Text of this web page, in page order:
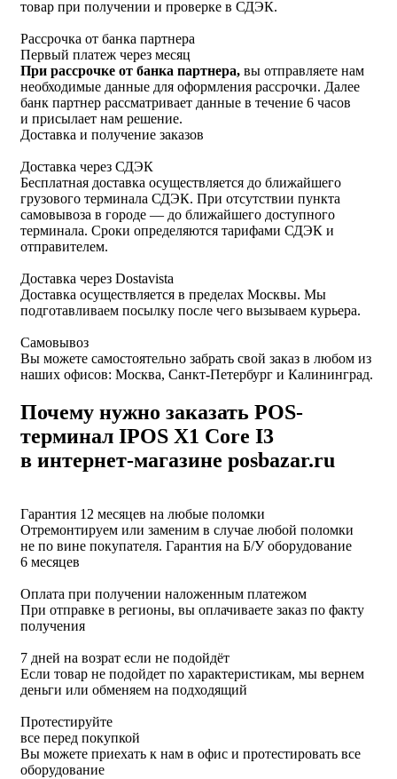
товар при получении и проверке в СДЭК.
Рассрочка от банка партнера
Первый платеж через месяц
При рассрочке от банка партнера, вы отправляете нам
необходимые данные для оформления рассрочки. Далее
банк партнер рассматривает данные в течение 6 часов
и присылает нам решение.
Доставка и получение заказов
Доставка через СДЭК
Бесплатная доставка осуществляется до ближайшего
грузового терминала СДЭК. При отсутствии пункта
самовывоза в городе — до ближайшего доступного
терминала. Сроки определяются тарифами СДЭК и
отправителем.
Доставка через Dostavista
Доставка осуществляется в пределах Москвы. Мы
подготавливаем посылку после чего вызываем курьера.
Самовывоз
Вы можете самостоятельно забрать свой заказ в любом из
наших офисов: Москва, Санкт-Петербург и Калининград.
Почему нужно заказать POS-
терминал IPOS X1 Core I3
в интернет-магазине posbazar.ru
Гарантия 12 месяцев на любые поломки
Отремонтируем или заменим в случае любой поломки
не по вине покупателя. Гарантия на Б/У оборудование
6 месяцев
Оплата при получении наложенным платежом
При отправке в регионы, вы оплачиваете заказ по факту
получения
7 дней на возрат если не подойдёт
Если товар не подойдет по характеристикам, мы вернем
деньги или обменяем на подходящий
Протестируйте
все перед покупкой
Вы можете приехать к нам в офис и протестировать все
оборудование